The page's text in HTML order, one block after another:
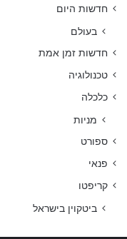
חדשות היום
בעולם
חדשות זמן אמת
טכנולוגיה
כלכלה
מניות
ספורט
פנאי
קריפטו
ביטקוין בישראל